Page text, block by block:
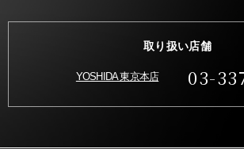
取り扱い店舗
YOSHIDA 東京本店 03-